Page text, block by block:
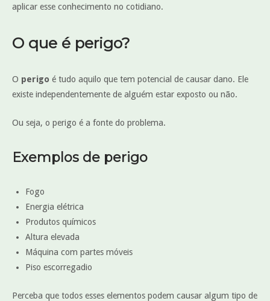
aplicar esse conhecimento no cotidiano.
O que é perigo?
O perigo é tudo aquilo que tem potencial de causar dano. Ele
existe independentemente de alguém estar exposto ou não.
Ou seja, o perigo é a fonte do problema.
Exemplos de perigo
Fogo
Energia elétrica
Produtos químicos
Altura elevada
Máquina com partes móveis
Piso escorregadio
Perceba que todos esses elementos podem causar algum tipo de